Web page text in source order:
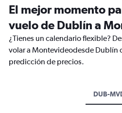
El mejor momento
vuelo de Dublín a
¿Tienes un calendario flexible?
volar a Montevideodesde Dublín
predicción de precios.
DUB-